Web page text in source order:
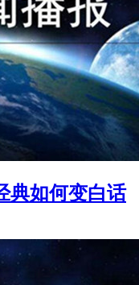
典如何变白话